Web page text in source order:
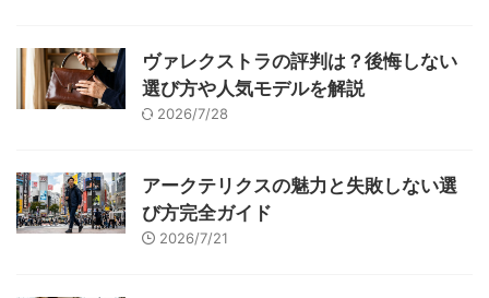
ヴァレクストラの評判は？後悔しない
選び方や人気モデルを解説
2026/7/28
アークテリクスの魅力と失敗しない選
び方完全ガイド
2026/7/21